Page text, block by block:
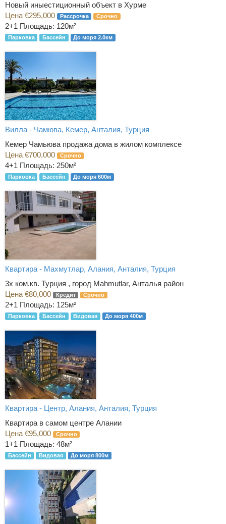
Новый иныестиционный объект в Хурме
Цена €295,000
Рассрочка Срочно
2+1 Площадь: 120м²
Парковка Бассейн До моря 2.0км
Вилла - Чамюва, Кемер, Анталия, Турция
Кемер Чамьюва продажа дома в жилом комплексе
Цена €700,000
Срочно
4+1 Площадь: 250м²
Парковка Бассейн До моря 600м
Квартира - Махмутлар, Алания, Анталия, Турция
3х ком.кв. Турция , город Mahmutlar, Анталья район
Цена €80,000
Кредит Срочно
2+1 Площадь: 125м²
Парковка Бассейн Видовая До моря 400м
Квартира - Центр, Алания, Анталия, Турция
Квартира в самом центре Алании
Цена €95,000
Срочно
1+1 Площадь: 48м²
Бассейн Видовая До моря 800м